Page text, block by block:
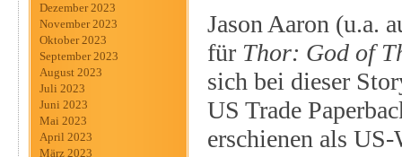
Dezember 2023
November 2023
Oktober 2023
September 2023
August 2023
Juli 2023
Juni 2023
Mai 2023
April 2023
März 2023
Jason Aaron (u.a.
für Thor: God of
sich bei dieser
US Trade
erschienen als